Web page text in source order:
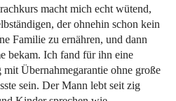
macht mich echt wütend,
der ohnehin schon kein
Familie zu ernähren, und dann
bekam. Ich fand für ihn eine
Übernahmegarantie ohne große
sein. Der Mann lebt seit zig